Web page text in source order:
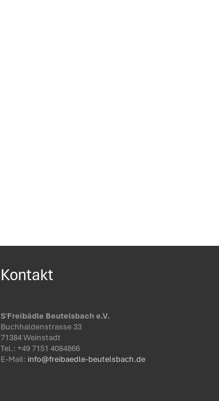
Kontakt
S'Freibädle Beutelsbach e.V.
Buchhaldenstrasse 33
71384 Weinstadt
Tel.: ‭+49 7151 4084866‬
E-Mail: info@freibaedle-beutelsbach.de